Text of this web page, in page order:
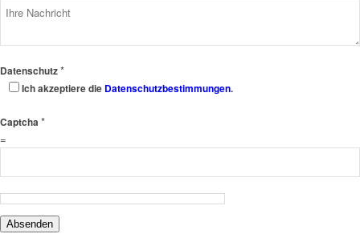
Datenschutz*
Ich akzeptiere die Datenschutzbestimmungen.
Captcha *
=
Absenden